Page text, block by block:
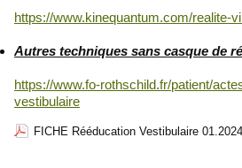
https://www.kinequantum.com/realite-
Autres techniques sans casque de
https://www.fo-rothschild.fr/patient/
vestibulaire
FICHE Rééducation Vestibulaire